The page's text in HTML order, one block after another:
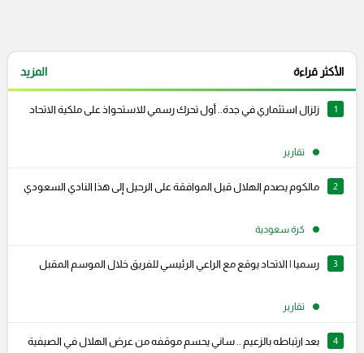
الأكثر قراءة المزيد
1 زلزال استثماري في جدة.. أول تحرك رسمي للاستحواذ على ملكية الاتحاد
تقارير
2 مالكوم يصدم الهلال قبل الموافقة على الرحيل إلى هذا النادي السعودي
كرة سعودية
3 رسميا | الاتحاد يوقع مع الراعي الرئيسي للفريق خلال الموسم المقبل
تقارير
4 بعد ارتباطه بالزعيم .. ساني يحسم موقفه من عرض الهلال في الصيفية